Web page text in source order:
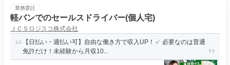
業務委託
軽バンでのセールスドライバー(個人宅)
ＪＣＳロジスコ株式会社
【日払い・週払い可】自由な働き方で収入UP！✓ 必要なのは普通
免許だけ！未経験から月収10...